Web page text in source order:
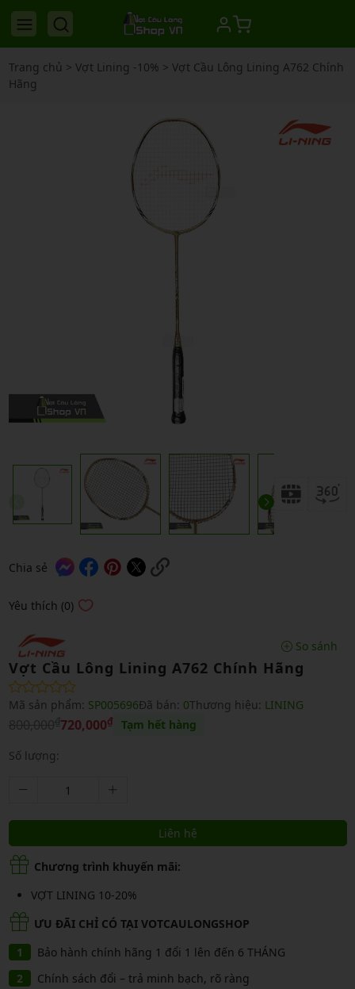
Trang chủ > Vợt Lining -10% > Vợt Cầu Lông Lining A762 Chính
Hãng
Chia sẻ
Yêu thích (0)
So sánh
Vợt Cầu Lông Lining A762 Chính Hãng
Mã sản phẩm: SP005696Đã bán: 0Thương hiệu: LINING
720,000₫
800,000₫ Tạm hết hàng
Số lượng:
Liên hệ
Chương trình khuyến mãi:
VỢT LINING 10-20%
ƯU ĐÃI CHỈ CÓ TẠI VOTCAULONGSHOP
Bảo hành chính hãng 1 đổi 1 lên đến 6 THÁNG
Chính sách đổi – trả minh bạch, rõ ràng